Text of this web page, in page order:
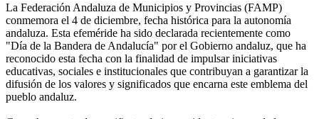
La Federación Andaluza de Municipios y Provincias (FAMP)
conmemora el 4 de diciembre, fecha histórica para la autonomía
andaluza. Esta efeméride ha sido declarada recientemente como
"Día de la Bandera de Andalucía" por el Gobierno andaluz, que ha
reconocido esta fecha con la finalidad de impulsar iniciativas
educativas, sociales e institucionales que contribuyan a garantizar la
difusión de los valores y significados que encarna este emblema del
pueblo andaluz.